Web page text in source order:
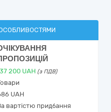
ОСОБЛИВОСТЯМИ
200 UAH (з ПДВ)
UAH
вартістю придбання